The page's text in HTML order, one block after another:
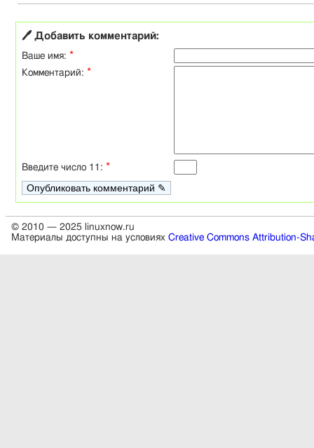
🖊 Добавить комментарий:
Ваше имя: *
Комментарий: *
Введите число 11: *
© 2010 — 2025 linuxnow.ru
Материалы доступны на условиях Creative Commons Attribution-